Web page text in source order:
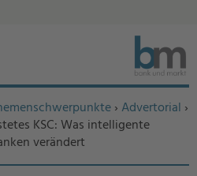
› Advertorial ›
KSC: Was intelligente
verändert